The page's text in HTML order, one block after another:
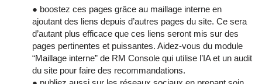
● boostez ces pages grâce au maillage interne en
ajoutant des liens depuis d’autres pages du site. Ce sera
d’autant plus efficace que ces liens seront mis sur des
pages pertinentes et puissantes. Aidez-vous du module
“Maillage interne” de RM Console qui utilise l’IA et un audit
du site pour faire des recommandations.